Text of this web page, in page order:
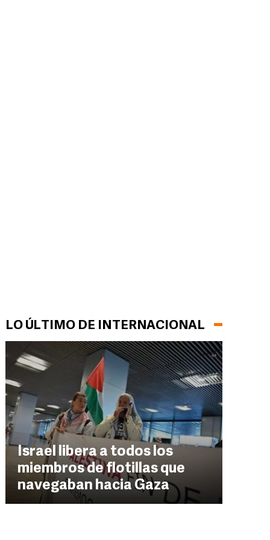
LO ÚLTIMO DE INTERNACIONAL
Israel libera a todos los
miembros de flotillas que
navegaban hacia Gaza